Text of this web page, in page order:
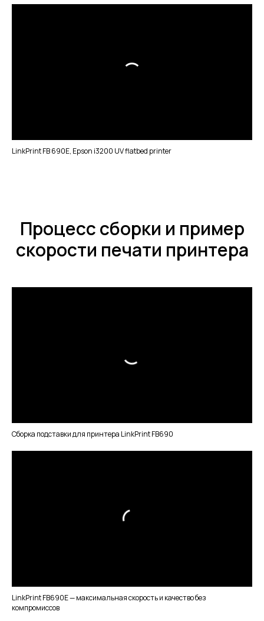
LinkPrint FB 690E, Epson i3200 UV flatbed printer
Процесс сборки и пример
скорости печати принтера
Сборка подставки для принтера LinkPrint FB690
LinkPrint FB690E — максимальная скорость и качество без
компромиссов